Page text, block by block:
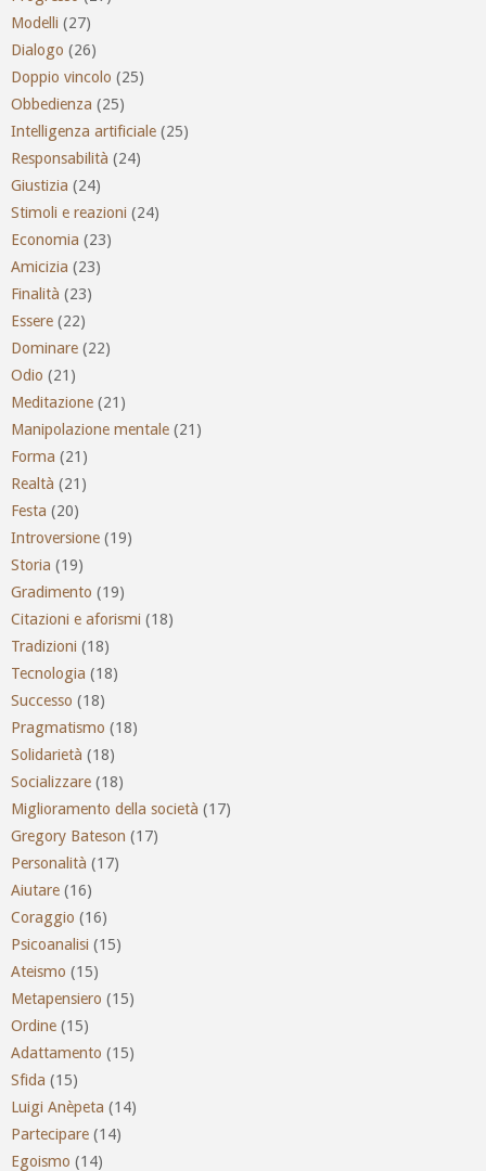
Modelli (27)
Dialogo (26)
Doppio vincolo (25)
Obbedienza (25)
Intelligenza artificiale (25)
Responsabilità (24)
Giustizia (24)
Stimoli e reazioni (24)
Economia (23)
Amicizia (23)
Finalità (23)
Essere (22)
Dominare (22)
Odio (21)
Meditazione (21)
Manipolazione mentale (21)
Forma (21)
Realtà (21)
Festa (20)
Introversione (19)
Storia (19)
Gradimento (19)
Citazioni e aforismi (18)
Tradizioni (18)
Tecnologia (18)
Successo (18)
Pragmatismo (18)
Solidarietà (18)
Socializzare (18)
Miglioramento della società (17)
Gregory Bateson (17)
Personalità (17)
Aiutare (16)
Coraggio (16)
Psicoanalisi (15)
Ateismo (15)
Metapensiero (15)
Ordine (15)
Adattamento (15)
Sfida (15)
Luigi Anèpeta (14)
Partecipare (14)
Egoismo (14)